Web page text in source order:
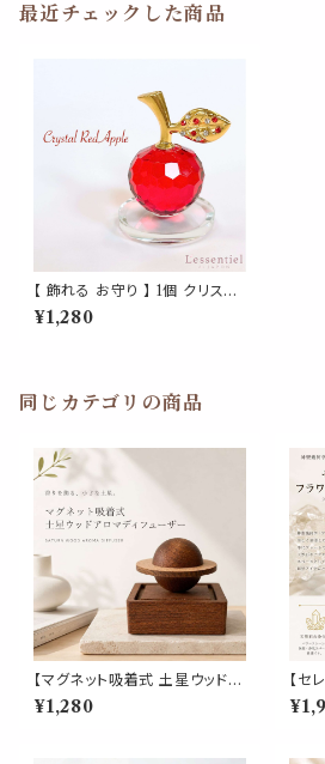
最近チェックした商品
【 飾れる お守り 】 1個 クリスタ
ル RED APPLE レッド アップ
ル 赤 りんご 運気アップ 金運 風
ー サンキャッチャー インテリア
オブジェ 装飾 飾り 玄関 置物
級 おしゃれ かわいい
¥1,280
同じカテゴリの商品
【マグネット吸着式 土星ウッドア
ロマディフューザー】着脱簡単
木製 卓上 芳香 インテリア オブ
¥1,280
【セ
プレ
エネ